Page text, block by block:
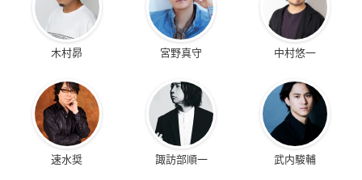
木村昴 宮野真守 中村悠一
速水奨 諏訪部順一 武内駿輔